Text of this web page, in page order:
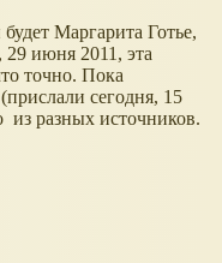
Маргарита Готье,
29 июня 2011, эта
точно. Пока
сегодня, 15
из разных источников.